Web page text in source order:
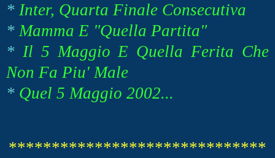
* Inter, Quarta Finale Consecutiva
*Mamma E "Quella Partita"
* Il 5 Maggio E Quella Ferita Che
Non Fa Piu' Male
* Quel 5 Maggio 2002...
******************************